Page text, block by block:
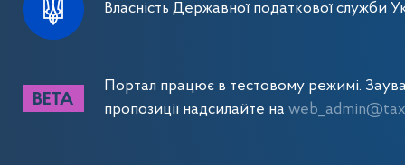
Власність Державної податкової служби
Портал працює в тестовому режимі.
пропозиції надсилайте на